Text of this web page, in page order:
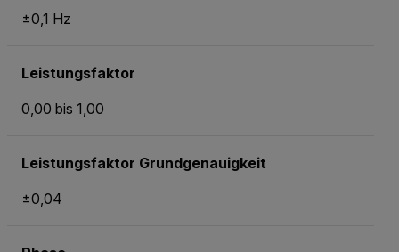
±0,1 Hz
Leistungsfaktor
0,00 bis 1,00
Leistungsfaktor Grundgenauigkeit
±0,04